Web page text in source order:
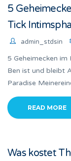
5
Tick
admin_stdsin
5 Geheimecken
Ben ist und bleibt
Paradise
READ MORE
Was kostet